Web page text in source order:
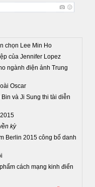
chọn Lee Min Ho
của Jennifer Lopez
ngành điện ảnh Trung
Oscar
Bin và Ji Sung thi tài diễn
kỳ
Berlin 2015 công bố danh
cách mạng kinh điển